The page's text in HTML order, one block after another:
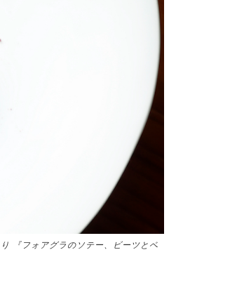
『フォアグラのソテー、ビーツとベ